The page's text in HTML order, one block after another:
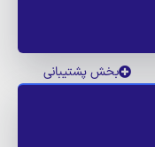
بخش پشتیبانی